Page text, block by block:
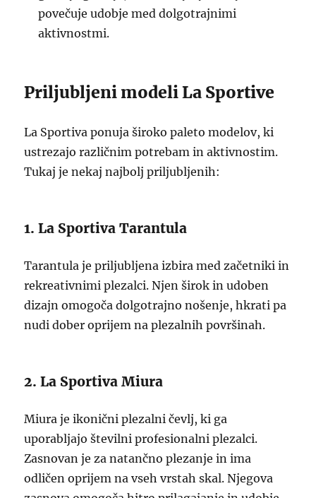
povečuje udobje med dolgotrajnimi
aktivnostmi.
Priljubljeni modeli La Sportive
La Sportiva ponuja široko paleto modelov, ki
ustrezajo različnim potrebam in aktivnostim.
Tukaj je nekaj najbolj priljubljenih:
1. La Sportiva Tarantula
Tarantula je priljubljena izbira med začetniki in
rekreativnimi plezalci. Njen širok in udoben
dizajn omogoča dolgotrajno nošenje, hkrati pa
nudi dober oprijem na plezalnih površinah.
2. La Sportiva Miura
Miura je ikonični plezalni čevlj, ki ga
uporabljajo številni profesionalni plezalci.
Zasnovan je za natančno plezanje in ima
odličen oprijem na vseh vrstah skal. Njegova